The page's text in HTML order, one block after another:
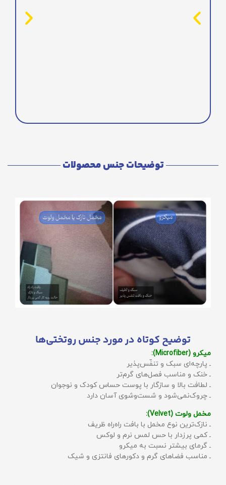
توضیحات جنس محصولات
توضیح کوتاه در مورد جنس روتختی‌ها
میکرو (Microfiber):
ـ پارچه‌ای سبک و تنفّس‌پذیر
ـ خنک و مناسب فصل‌های گرم‌تر
ـ لطافت بالا و سازگار با پوست حساس کودک و نوجوان
ـ چروک‌نمی‌شود و شست‌وشوی آسان دارد
مخمل ولوت (Velvet):
ـ نازک‌ترین نوع مخمل با بافت راه‌راه ظریف
ـ کمی پرزدار با حس لمس نرم و لوکس
ـ گرمای بیشتر نسبت به میکرو
ـ مناسب فضاهای گرم و دکورهای فانتزی و شیک